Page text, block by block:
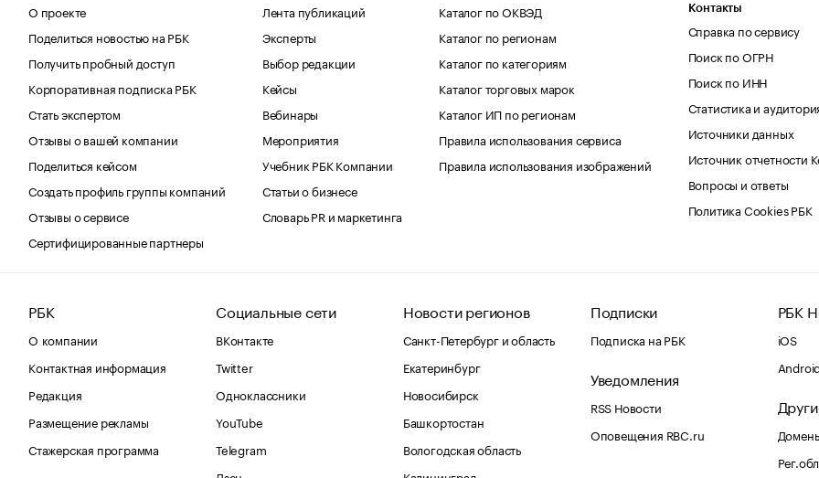
О проекте
Поделиться новостью на РБК
Получить пробный доступ
Корпоративная подписка РБК
Стать экспертом
Отзывы о вашей компании
Поделиться кейсом
Создать профиль группы компаний
Отзывы о сервисе
Сертифицированные партнеры
Лента публикаций
Эксперты
Выбор редакции
Кейсы
Вебинары
Мероприятия
Учебник РБК Компании
Статьи о бизнесе
Словарь PR и маркетинга
Каталог по ОКВЭД
Каталог по регионам
Каталог по категориям
Каталог торговых марок
Каталог ИП по регионам
Правила использования сервиса
Правила использования изображений
Контакты
Справка по сервису
Поиск по ОГРН
Поиск по ИНН
Статистика и
Источники данных
Источник отчетности
Вопросы и ответы
Политика Cookies РБК
РБК
О компании
Контактная информация
Редакция
Размещение рекламы
Стажерская программа
Социальные сети
ВКонтакте
Twitter
Одноклассники
YouTube
Telegram
Новости регионов
Санкт-Петербург и область
Екатеринбург
Новосибирск
Башкортостан
Вологодская область
Подписки
Подписка на РБК
Уведомления
RSS Новости
Оповещения RBC.ru
РБК
iOS